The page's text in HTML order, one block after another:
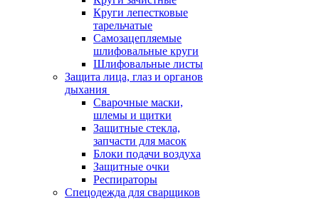
Круги лепестковые
тарельчатые
Самозацепляемые
шлифовальные круги
Шлифовальные листы
Защита лица, глаз и органов
дыхания
Сварочные маски,
шлемы и щитки
Защитные стекла,
запчасти для масок
Блоки подачи воздуха
Защитные очки
Респираторы
Спецодежда для сварщиков